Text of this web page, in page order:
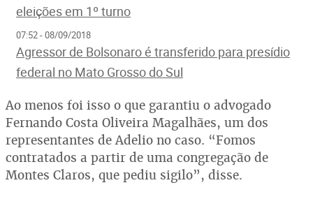
eleições em 1º turno
07:52 - 08/09/2018
Agressor de Bolsonaro é transferido para presídio
federal no Mato Grosso do Sul
Ao menos foi isso o que garantiu o advogado
Fernando Costa Oliveira Magalhães, um dos
representantes de Adelio no caso. “Fomos
contratados a partir de uma congregação de
Montes Claros, que pediu sigilo”, disse.